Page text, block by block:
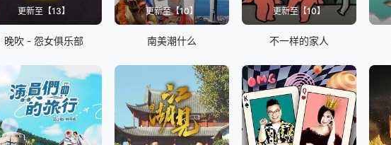
更新至【13】
晚吹 - 怨女俱乐部
更新至【10】
南美潮什么
更新至【10】
不一样的家人